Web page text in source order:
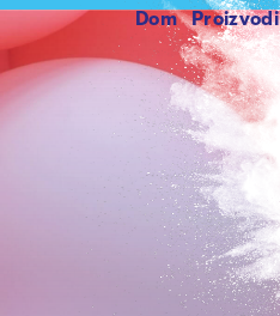
Dom proizvodi